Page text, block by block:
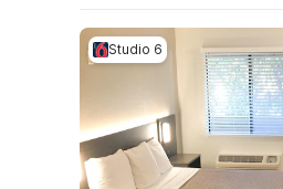
Studio 6